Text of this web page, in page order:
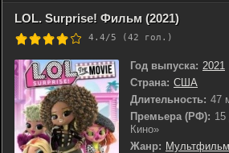
LOL. Surprise! Фильм (2021)
4.4/5 (42 гол.)
Год выпуска: 2021
Страна: США
Длительность: 47
Премьера (РФ):
Кино»
Жанр: